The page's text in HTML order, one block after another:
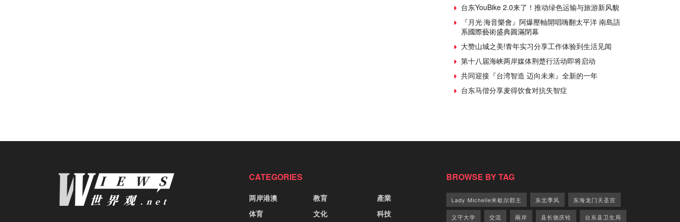
台东YouBike 2.0来了！推动绿色运输与旅游新风貌
『月光‧海音樂會』阿爆壓軸開唱嗨翻太平洋 南島語
系國際藝術盛典圓滿閉幕
大赞山城之美!青年实习分享工作体验到生活见闻
第十八届海峡两岸媒体荆楚行活动即将启动
共同迎接『台湾智造 迈向未来』全新的一年
台东马偕分享麦得饮食对抗失智症
CATEGORIES
两岸港澳
体育
教育
文化
產業
科技
BROWSE BY TAG
Lady Michelle米歇尔郡主 东北季风 东海龙门天圣宫
义守大学 交流 兩岸 县长饶庆铃 台东县卫生局